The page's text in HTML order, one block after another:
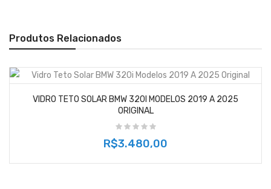
Produtos Relacionados
VIDRO TETO SOLAR BMW 320I MODELOS 2019 A 2025
ORIGINAL
R$3.480,00